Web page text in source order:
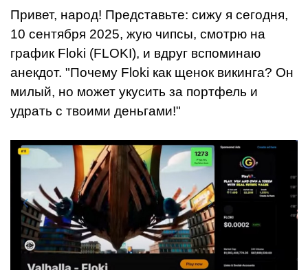
Привет, народ! Представьте: сижу я сегодня,
10 сентября 2025, жую чипсы, смотрю на
график Floki (FLOKI), и вдруг вспоминаю
анекдот. "Почему Floki как щенок викинга? Он
милый, но может укусить за портфель и
удрать с твоими деньгами!"